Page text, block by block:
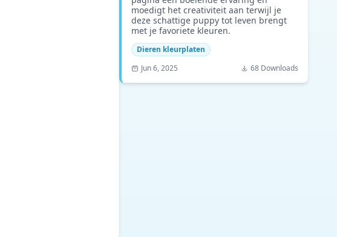
moedigt het creativiteit aan terwijl je
deze schattige puppy tot leven brengt
met je favoriete kleuren.
Dieren kleurplaten
Jun 6, 2025
68 Downloads